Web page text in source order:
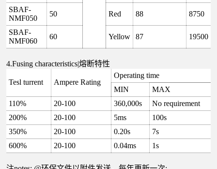
SBAF-
NMF050
50 Red 88 8750
SBAF-
NMF060
60 Yellow 87 19500
4.Fusing characteristics|熔断特性
Tesl turrent Ampere Rating
Operating time
MIN
MAX
110%
20-100 360,000s
No requirement
200%
20-100 5ms
100s
350%
20-100 0.20s
7s
600%
20-100 0.04ms 1s